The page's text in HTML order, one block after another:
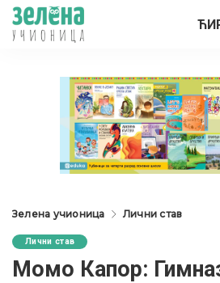
Зелена учионица Лични став
Лични став
Момо Капор: